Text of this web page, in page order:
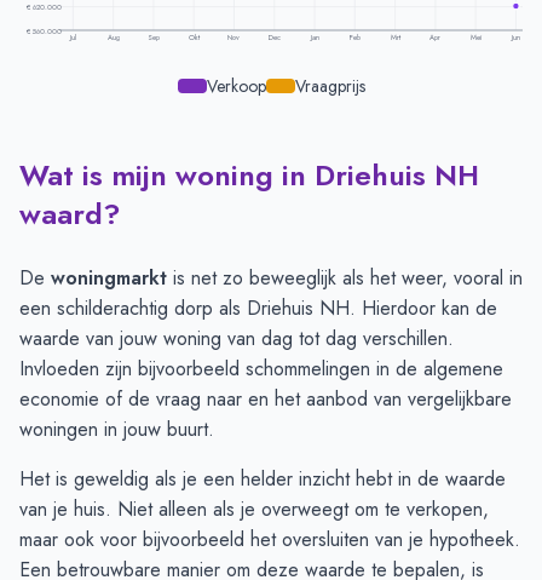
€ 620.000
€ 560.000
Jul Aug Sep Okt Nov Dec Jan Feb Mrt Apr Mei Jun
Verkoop Vraagprijs
Prijsontwikkeling per maand -Driehuis Nh
Maand
Vraagprijs
Verkoopprijs
Juli
€ 690.000
€ 785.588
September € 944.500
€ 846.258
Oktober
€ 895.666
€ 852.948
November
€ 895.500
€ 829.327
December
€ 769.909
€ 810.326
Januari
€ 788.250
Maart
€ 768.055
€ 921.901
April
€ 734.388
€ 803.601
Mei
€ 728.894
€ 706.378
Wat is mijn woning in Driehuis NH
waard?
De woningmarkt is net zo beweeglijk als het weer, vooral in
een schilderachtig dorp als Driehuis NH. Hierdoor kan de
waarde van jouw woning van dag tot dag verschillen.
Invloeden zijn bijvoorbeeld schommelingen in de algemene
economie of de vraag naar en het aanbod van vergelijkbare
woningen in jouw buurt.
Het is geweldig als je een helder inzicht hebt in de waarde
van je huis. Niet alleen als je overweegt om te verkopen,
maar ook voor bijvoorbeeld het oversluiten van je hypotheek.
Een betrouwbare manier om deze waarde te bepalen, is